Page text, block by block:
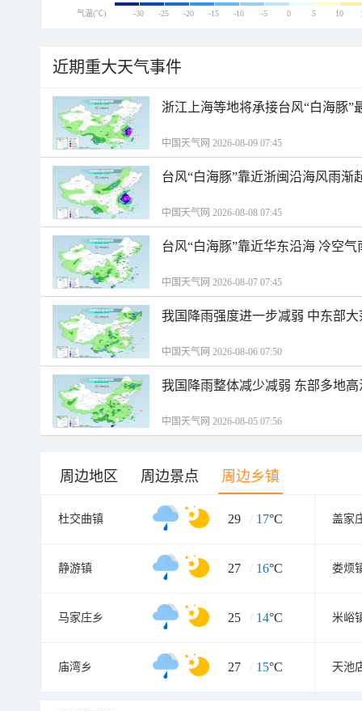
气温(℃) -30 -25 -20 -15 -10 -5 0 5 10
近期重大天气事件
浙江上海等地将承接台风“白海豚”
中国天气网 2026-08-09 07:45
台风“白海豚”靠近浙闽沿海风雨渐
中国天气网 2026-08-08 07:45
台风“白海豚”靠近华东沿海 冷空
中国天气网 2026-08-07 07:45
我国降雨强度进一步减弱 中东部
中国天气网 2026-08-06 07:50
我国降雨整体减少减弱 东部多地
中国天气网 2026-08-05 07:56
周边地区 周边景点 周边乡镇
杜交曲镇 29 / 17°C 盖家
静游镇 27 / 16°C 娄烦
马家庄乡 25 / 14°C 米峪
庙湾乡 27 / 15°C 天池